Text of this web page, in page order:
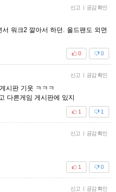
신고 | 공감 확인
워크2 깔아서 하던. 올드팬도 외면
0
0
신고 | 공감 확인
시판 기웃 ㅋㅋㅋ
다른게임 게시판에 있지
1
1
신고 | 공감 확인
0
1
신고 | 공감 확인